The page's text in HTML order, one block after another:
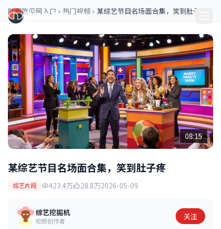
暗网吃瓜网入口
暗网吃瓜网入口 热门视频 某综艺节目名场面合集，笑到肚子疼
08:15
某综艺节目名场面合集，笑到肚子疼
综艺片段 423.4万 28.8万2026-05-09
综艺挖掘机
视频创作者 关注